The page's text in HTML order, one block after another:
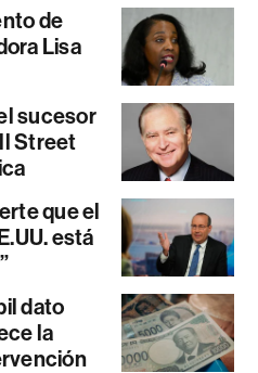
de
Lisa
sucesor
Street
que el
está
dato
la